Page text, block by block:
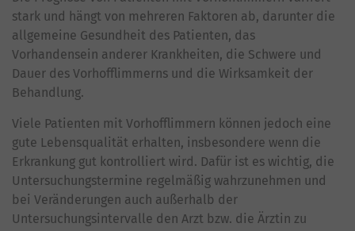
stark und hängt von mehreren Faktoren ab, darunter die
allgemeine Gesundheit des Patienten, das
Vorhandensein anderer Krankheiten, die Schwere und
Dauer des Vorhofflimmerns und die Wirksamkeit der
Behandlung.
Viele Patienten mit Vorhofflimmern können jedoch eine
gute Lebensqualität erhalten, insbesondere wenn die
Erkrankung gut kontrolliert wird. Dafür ist es wichtig, die
Untersuchungstermine regelmäßig wahrzunehmen und
bei Veränderungen auch außerhalb der
Untersuchungsintervalle den Arzt bzw. die Ärztin zu